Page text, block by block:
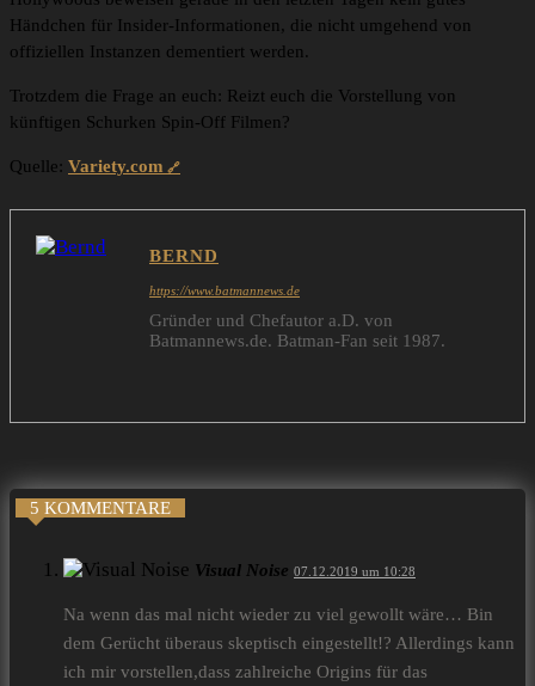
Händchen für Insider-Informationen, die nicht umgehend von
offiziellen Instanzen dementiert werden.
Trotzdem die Frage an euch: Reizt euch die Vorstellung von
künftigen Schurken Spin-Off Filmen?
Quelle: Variety.com
BERND
https://www.batmannews.de
Gründer und Chefautor a.D. von
Batmannews.de. Batman-Fan seit 1987.
5 KOMMENTARE
Visual Noise 07.12.2019 um 10:28
Na wenn das mal nicht wieder zu viel gewollt wäre… Bin
dem Gerücht überaus skeptisch eingestellt!? Allerdings kann
ich mir vorstellen,dass zahlreiche Origins für das